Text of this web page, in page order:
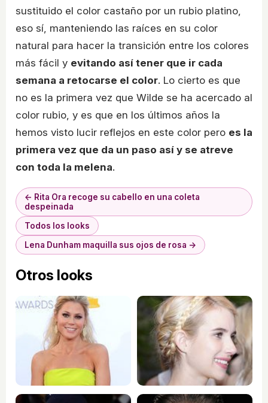
sustituido el color castaño por un rubio platino,
eso sí, manteniendo las raíces en su color
natural para hacer la transición entre los colores
más fácil y evitando así tener que ir cada
semana a retocarse el color. Lo cierto es que
no es la primera vez que Wilde se ha acercado al
color rubio, y es que en los últimos años la
hemos visto lucir reflejos en este color pero es la
primera vez que da un paso así y se atreve
con toda la melena.
← Rita Ora recoge su cabello en una coleta
despeinada
Todos los looks
Lena Dunham maquilla sus ojos de rosa →
Otros looks